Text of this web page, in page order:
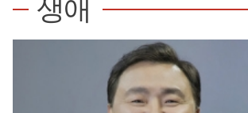
생애